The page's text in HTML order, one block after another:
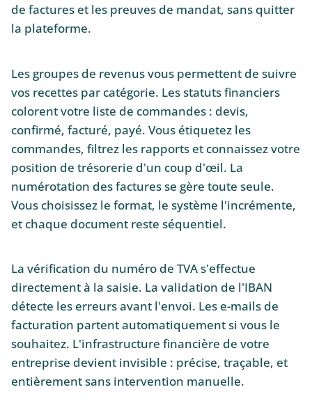
de factures et les preuves de mandat, sans quitter
la plateforme.
Les groupes de revenus vous permettent de suivre
vos recettes par catégorie. Les statuts financiers
colorent votre liste de commandes : devis,
confirmé, facturé, payé. Vous étiquetez les
commandes, filtrez les rapports et connaissez votre
position de trésorerie d'un coup d'œil. La
numérotation des factures se gère toute seule.
Vous choisissez le format, le système l'incrémente,
et chaque document reste séquentiel.
La vérification du numéro de TVA s'effectue
directement à la saisie. La validation de l'IBAN
détecte les erreurs avant l'envoi. Les e-mails de
facturation partent automatiquement si vous le
souhaitez. L'infrastructure financière de votre
entreprise devient invisible : précise, traçable, et
entièrement sans intervention manuelle.